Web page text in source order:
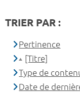
TRIER PAR :
Pertinence
[Titre]
Type de
Date de